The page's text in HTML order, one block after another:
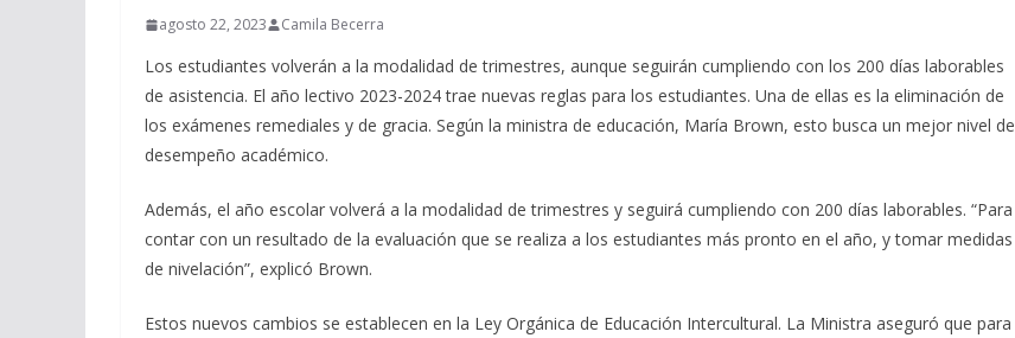
agosto 22, 2023 Camila Becerra
Los estudiantes volverán a la modalidad de trimestres, aunque seguirán cumpliendo con los 200 días laborables
de asistencia. El año lectivo 2023-2024 trae nuevas reglas para los estudiantes. Una de ellas es la eliminación de
los exámenes remediales y de gracia. Según la ministra de educación, María Brown, esto busca un mejor nivel de
desempeño académico.
Además, el año escolar volverá a la modalidad de trimestres y seguirá cumpliendo con 200 días laborables. “Para
contar con un resultado de la evaluación que se realiza a los estudiantes más pronto en el año, y tomar medidas
de nivelación”, explicó Brown.
Estos nuevos cambios se establecen en la Ley Orgánica de Educación Intercultural. La Ministra aseguró que para